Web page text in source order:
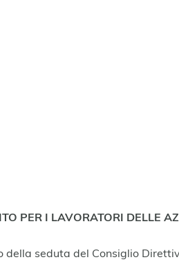
PER I LAVORATORI DELLE
della seduta del Consiglio